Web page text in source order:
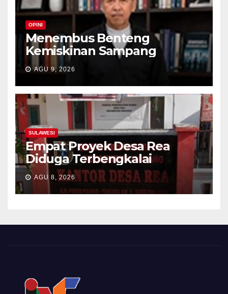
OPINI
Menembus Benteng
Kemiskinan Sampang
AGU 9, 2026
SULAWESI
Empat Proyek Desa Rea
Diduga Terbengkalai
AGU 8, 2026